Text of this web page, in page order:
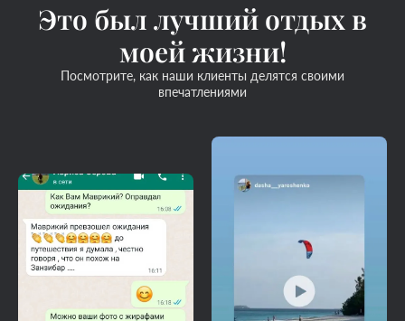
Это был лучший отдых в
моей жизни!
Посмотрите, как наши клиенты делятся своими
впечатлениями